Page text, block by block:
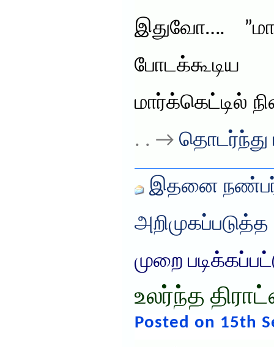
இதுவோ….
மார்க்கெட்டில்
. . → தொடர்ந்து
இதனை
அறிமுகப்படுத்த
முறை
உலர்ந்த
Posted on 15th